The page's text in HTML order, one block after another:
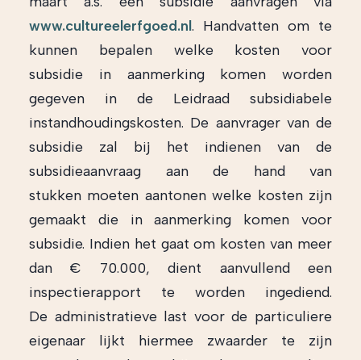
www.cultureelerfgoed.nl. Handvatten om te
kunnen bepalen welke kosten voor
subsidie in aanmerking komen worden
gegeven in de Leidraad subsidiabele
instandhoudingskosten. De aanvrager van de
subsidie zal bij het indienen van de
subsidieaanvraag aan de hand van
stukken moeten aantonen welke kosten zijn
gemaakt die in aanmerking komen voor
subsidie. Indien het gaat om kosten van meer
dan € 70.000, dient aanvullend een
inspectierapport te worden ingediend.
De administratieve last voor de particuliere
eigenaar lijkt hiermee zwaarder te zijn